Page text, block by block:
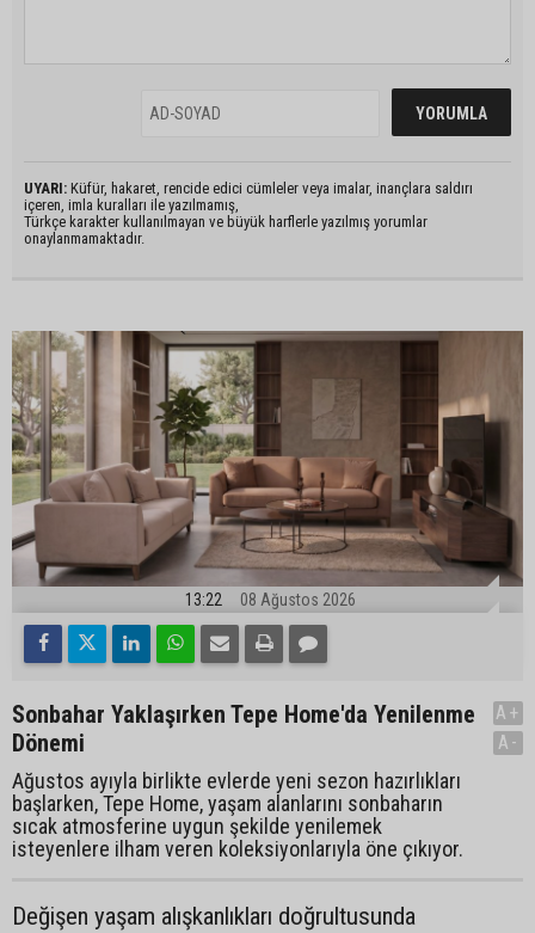
UYARI: Küfür, hakaret, rencide edici cümleler veya imalar, inançlara saldırı
içeren, imla kuralları ile yazılmamış,
Türkçe karakter kullanılmayan ve büyük harflerle yazılmış yorumlar
onaylanmamaktadır.
13:22 08 Ağustos 2026
Sonbahar Yaklaşırken Tepe Home'da Yenilenme
Dönemi
Ağustos ayıyla birlikte evlerde yeni sezon hazırlıkları
başlarken, Tepe Home, yaşam alanlarını sonbaharın
sıcak atmosferine uygun şekilde yenilemek
isteyenlere ilham veren koleksiyonlarıyla öne çıkıyor.
A+
A-
Değişen yaşam alışkanlıkları doğrultusunda